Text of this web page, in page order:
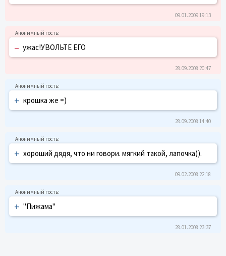
09.01.2009 19:13
– ужас!УВОЛЬТЕ ЕГО
28.09.2008 20:47
+ крошка же =)
28.09.2008 14:40
+ хороший дядя, что ни говори. мягкий такой, лапочка)).
09.02.2008 22:18
+ "Пижама"
28.01.2008 23:37